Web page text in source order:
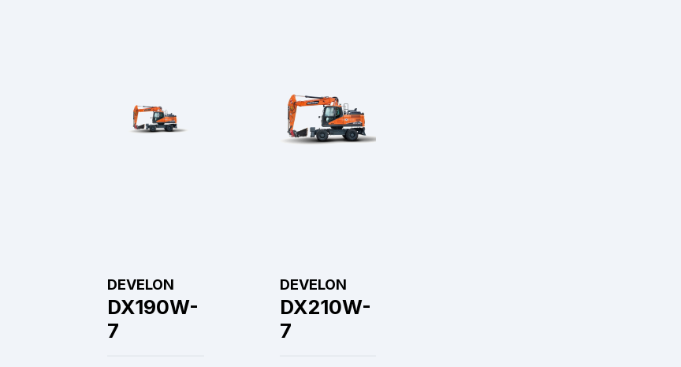
DEVELON
DX190W-
7
DEVELON
DX210W-
7